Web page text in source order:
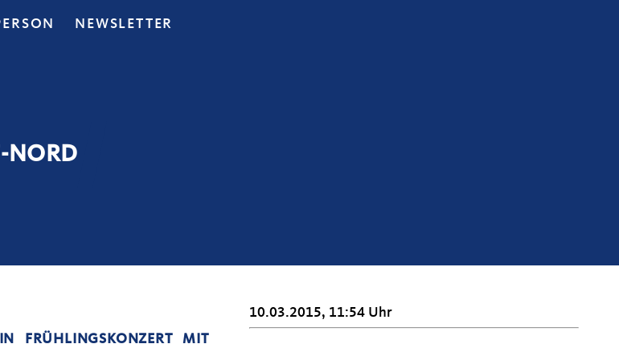
NEWSLETTER
NORD
FRÜHLINGSKONZERT MIT
10.03.2015, 11:54 Uhr